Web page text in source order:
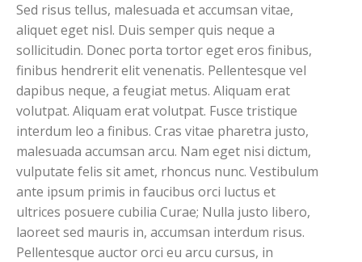
Sed risus tellus, malesuada et accumsan vitae,
aliquet eget nisl. Duis semper quis neque a
sollicitudin. Donec porta tortor eget eros finibus,
finibus hendrerit elit venenatis. Pellentesque vel
dapibus neque, a feugiat metus. Aliquam erat
volutpat. Aliquam erat volutpat. Fusce tristique
interdum leo a finibus. Cras vitae pharetra justo,
malesuada accumsan arcu. Nam eget nisi dictum,
vulputate felis sit amet, rhoncus nunc. Vestibulum
ante ipsum primis in faucibus orci luctus et
ultrices posuere cubilia Curae; Nulla justo libero,
laoreet sed mauris in, accumsan interdum risus.
Pellentesque auctor orci eu arcu cursus, in